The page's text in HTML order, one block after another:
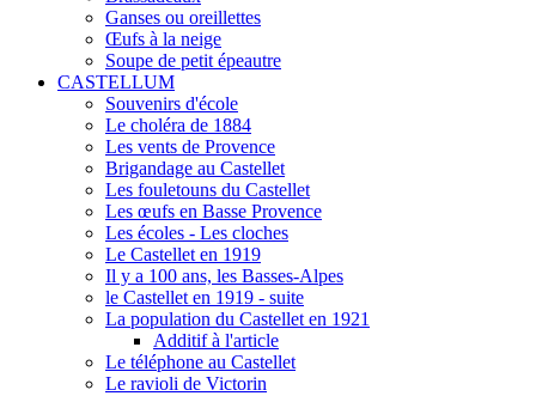
Ganses ou oreillettes
Œufs à la neige
Soupe de petit épeautre
CASTELLUM
Souvenirs d'école
Le choléra de 1884
Les vents de Provence
Brigandage au Castellet
Les fouletouns du Castellet
Les œufs en Basse Provence
Les écoles - Les cloches
Le Castellet en 1919
Il y a 100 ans, les Basses-Alpes
le Castellet en 1919 - suite
La population du Castellet en 1921
Additif à l'article
Le téléphone au Castellet
Le ravioli de Victorin